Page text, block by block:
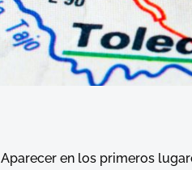
Aparecer en los primeros